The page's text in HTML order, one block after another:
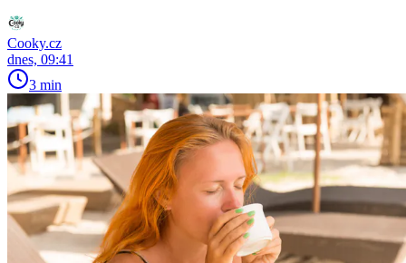
Cooky.cz
dnes, 09:41
3 min